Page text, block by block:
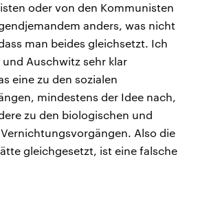
oder von den Kommunisten
anders, was nicht
man beides gleichsetzt. Ich
Auschwitz sehr klar
eine zu den sozialen
mindestens der Idee nach,
zu den biologischen und
Also die
gleichgesetzt, ist eine falsche